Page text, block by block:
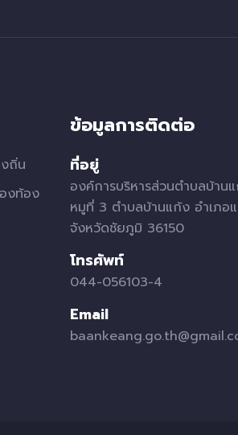
ถิ่น
งท้อง
ข้อมูลการติดต่อ
ที่อยู่
องค์การบริหารส่วนตำบลบ้าน
หมูที่ 3 ตำบลบ้านแก้ง อำเภอ
จังหวัดชัยภูมิ 36150
โทรศัพท์
044-056103-4
Email